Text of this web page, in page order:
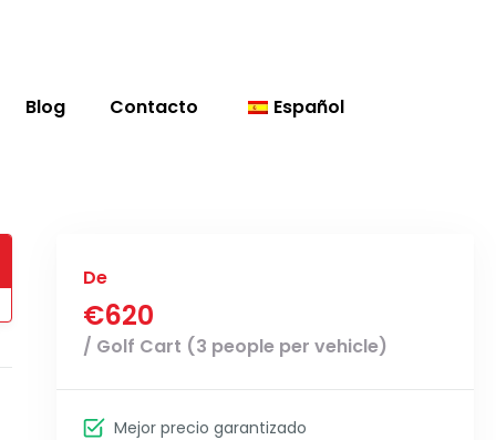
Blog Contacto Español
De
€620
/ Golf Cart (3 people per vehicle)
Mejor precio garantizado